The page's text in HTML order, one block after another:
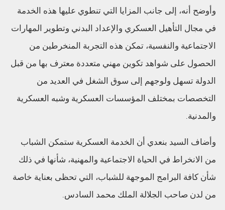
وأوضح أنه، إلى جانب المزايا التي تنطوي عليها هذه الخدمة
في مجال التأهيل العسكري والإعداد البدني وتطوير المهارات
الاجتماعية والنفسية، تمكن هذه التجربة المنخرطين من
الحصول على شواهد تكوين مهني متعددة معترف بها من قبل
الدولة تسهل ولوجهم إلى سوق الشغل في العديد من
التخصصات بمختلف المؤسسات العسكرية وشبه العسكرية
والمدنية.
وأضاف السيد بنعدي أن الخدمة العسكرية ستمكن الشباب
من الانخراط في الحياة الاجتماعية والمهنية، شأنها في ذلك
شأن كافة البرامج الموجهة للشباب، التي تحظى بعناية خاصة
من لدن صاحب الجلالة الملك محمد السادس.